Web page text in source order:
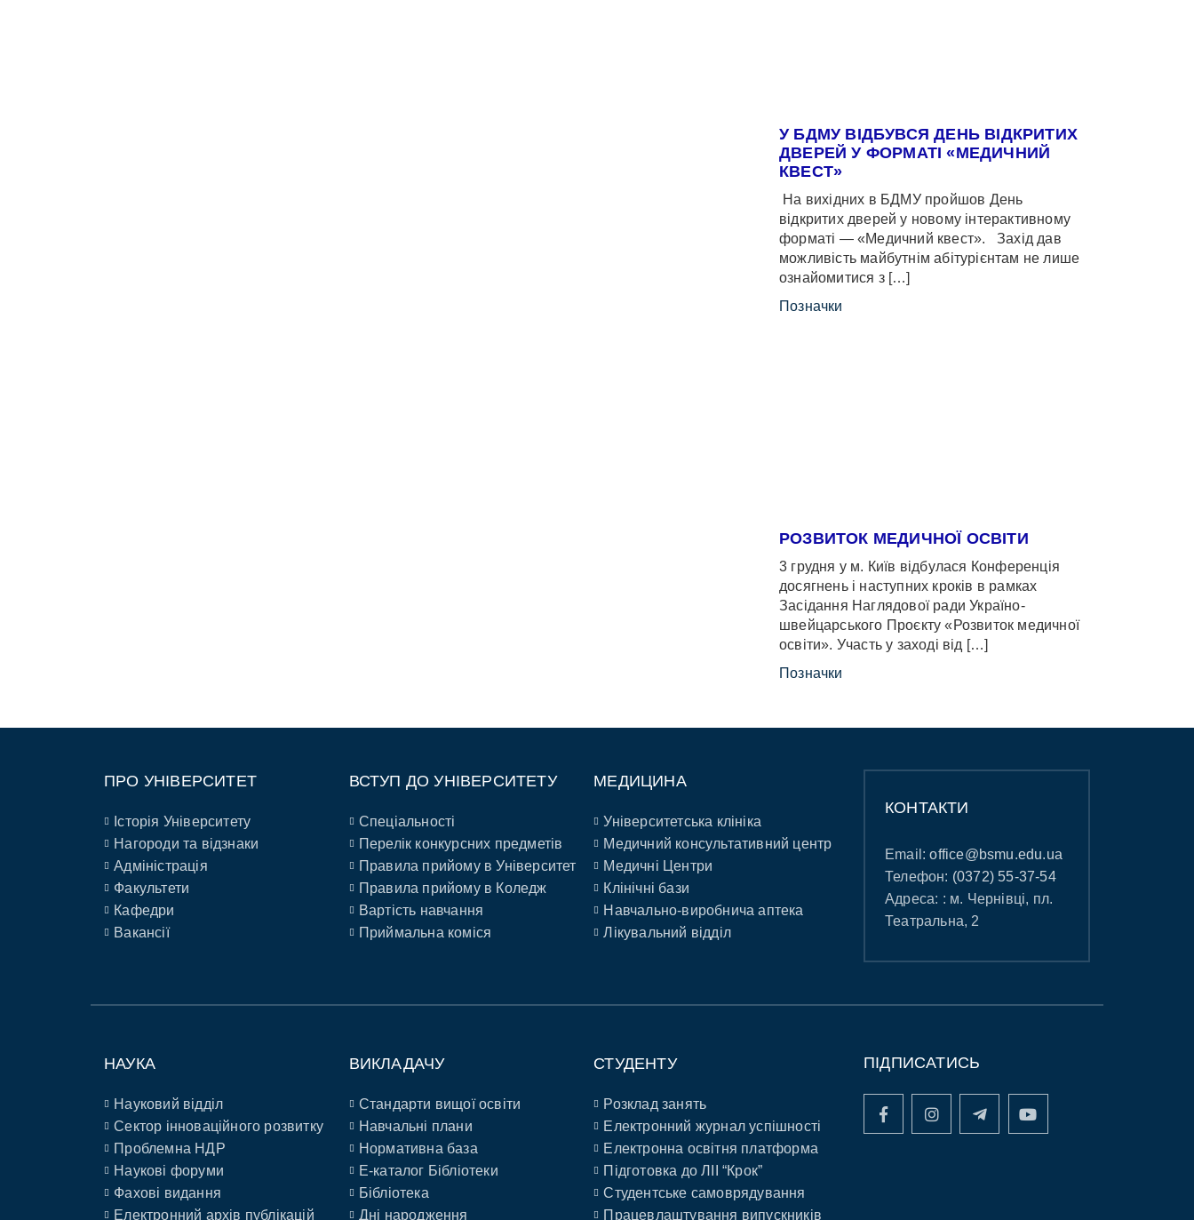
У БДМУ ВІДБУВСЯ ДЕНЬ ВІДКРИТИХ
ДВЕРЕЙ У ФОРМАТІ «МЕДИЧНИЙ
КВЕСТ»
На вихідних в БДМУ пройшов День
відкритих дверей у новому інтерактивному
форматі — «Медичний квест». Захід дав
можливість майбутнім абітурієнтам не лише
ознайомитися з […]
Позначки
РОЗВИТОК МЕДИЧНОЇ ОСВІТИ
3 грудня у м. Київ відбулася Конференція
досягнень і наступних кроків в рамках
Засідання Наглядової ради Україно-
швейцарського Проєкту «Розвиток медичної
освіти». Участь у заході від […]
Позначки
ПРО УНІВЕРСИТЕТ
Історія Університету
Нагороди та відзнаки
Адміністрація
Факультети
Кафедри
Вакансії
ВСТУП ДО УНІВЕРСИТЕТУ
Спеціальності
Перелік конкурсних предметів
Правила прийому в Університет
Правила прийому в Коледж
Вартість навчання
Приймальна коміся
МЕДИЦИНА
Університетська клініка
Медичний консультативний центр
Медичні Центри
Клінічні бази
Навчально-виробнича аптека
Лікувальний відділ
КОНТАКТИ
Email:office@bsmu.edu.ua
Телефон: (0372) 55-37-54
Адреса: : м. Чернівці, пл.
Театральна, 2
НАУКА
Науковий відділ
Сектор інноваційного розвитку
Проблемна НДР
Наукові форуми
Фахові видання
Електронний архів публікацій
ВИКЛАДАЧУ
Стандарти вищої освіти
Навчальні плани
Нормативна база
E-каталог Бібліотеки
Бібліотека
Дні народження
СТУДЕНТУ
Розклад занять
Електронний журнал успішності
Електронна освітня платформа
Підготовка до ЛІІ “Крок”
Студентське самоврядування
Працевлаштування випускників
ПІДПИСАТИСЬ